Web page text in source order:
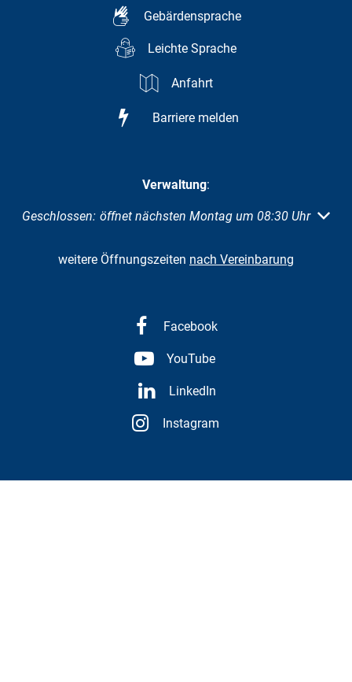
Gebärdensprache
Leichte Sprache
Anfahrt
Barriere melden
Verwaltung:
Klicken, um weitere Öffnungs- oder Schließzeiten
Geschlossen: öffnet nächsten Montag um 08:30 Uhr
weitere Öffnungszeiten nach Vereinbarung
Facebook
YouTube
LinkedIn
Instagram